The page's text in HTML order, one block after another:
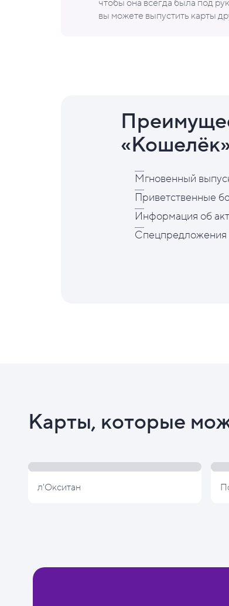
чтобы она всегда была под
вы можете выпустить карты
Мгновенный
Приветственные
Информация об
Спецпредложения
Карты, которые
л'Окситан